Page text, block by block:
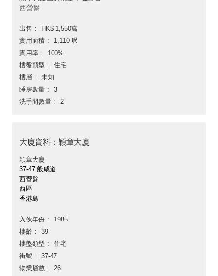
西營盤
出售
HK$ 1,550萬
實用面積
1,110 呎
實用率
100%
樓盤類型
住宅
樓層
未知
睡房數量
3
洗手間數量
2
大廈資料：穎章大廈
穎章大廈
37-47 般咸道
西營盤
西區
香港島
入伙年份
1985
樓齡
39
樓盤類型
住宅
街號
37-47
物業層數
26